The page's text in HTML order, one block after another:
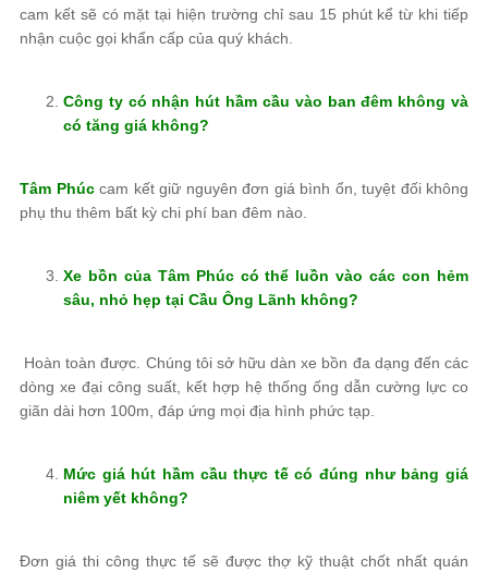
cam kết sẽ có mặt tại hiện trường chỉ sau 15 phút kể từ khi tiếp
nhận cuộc gọi khẩn cấp của quý khách.
Công ty có nhận hút hầm cầu vào ban đêm không và
có tăng giá không?
Tâm Phúccam kết giữ nguyên đơn giá bình ổn, tuyệt đối không
phụ thu thêm bất kỳ chi phí ban đêm nào.
Xe bồn của Tâm Phúccó thể luồn vào các con hẻm
sâu, nhỏ hẹp tại Cầu Ông Lãnh không?
Hoàn toàn được. Chúng tôi sở hữu dàn xe bồn đa dạng đến các
dòng xe đại công suất, kết hợp hệ thống ống dẫn cường lực co
giãn dài hơn 100m, đáp ứng mọi địa hình phức tạp.
Mức giá hút hầm cầu thực tế có đúng như bảng giá
niêm yết không?
Đơn giá thi công thực tế sẽ được thợ kỹ thuật chốt nhất quán